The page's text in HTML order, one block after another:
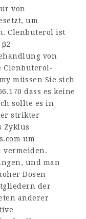
von
um
Clenbuterol ist
von
Clenbuterol-
müssen Sie sich
dass es keine
sollte es in
strikter
Zyklus
um
vermeiden.
und man
Dosen
der
anderer